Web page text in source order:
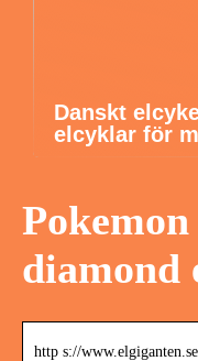
Danskt
elcyklar för
diamond
http s://